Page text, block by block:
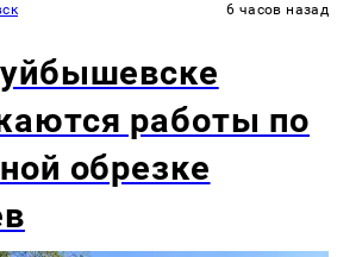
6 часов назад
работы по
обрезке